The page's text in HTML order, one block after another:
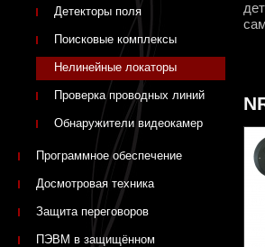
Детекторы поля
Поисковые комплексы
Нелинейные локаторы
Проверка проводных линий
Обнаружители видеокамер
Программное обеспечение
Досмотровая техника
Защита переговоров
ПЭВМ в защищённом